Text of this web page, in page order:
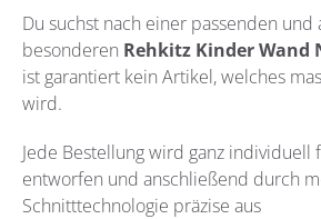
Du suchst nach einer passenden
besonderen Rehkitz Kinder Wand
ist garantiert kein Artikel, welches
wird.
Jede Bestellung wird ganz individuell
entworfen und anschließend durch
Schnitttechnologie präzise aus